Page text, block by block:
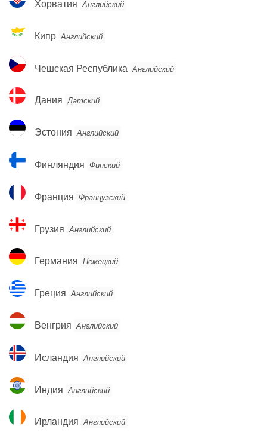
Хорватия Английский
Кипр
Кипр Английский
Чешская
Республика
Чешская Республика Английский
Дания
Дания Датский
Эстония
Эстония Английский
Финляндия
Финляндия Финский
Франция
Франция Французский
Грузия
Грузия Английский
Германия
Германия Немецкий
Греция
Греция Английский
Венгрия
Венгрия Английский
Исландия
Исландия Английский
Индия
Индия Английский
Ирландия
Ирландия Английский